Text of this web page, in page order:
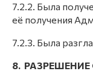
7.2.2. Была
её получения
7.2.3. Была
8.